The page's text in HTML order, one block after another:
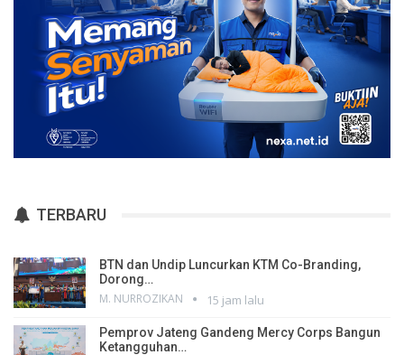
TERBARU
BTN dan Undip Luncurkan KTM Co-Branding,
Dorong…
M. NURROZIKAN 15 jam lalu
Pemprov Jateng Gandeng Mercy Corps Bangun
Ketangguhan…